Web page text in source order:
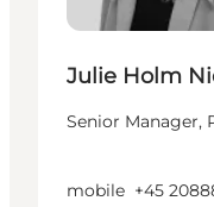
Julie Holm
Senior Manager,
mobile +45